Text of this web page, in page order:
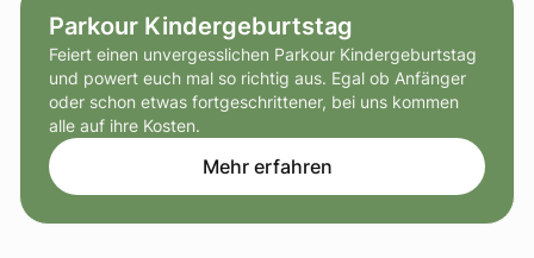
Parkour Kindergeburtstag
Feiert einen unvergesslichen Parkour Kindergeburtstag
und powert euch mal so richtig aus. Egal ob Anfänger
oder schon etwas fortgeschrittener, bei uns kommen
alle auf ihre Kosten.
Mehr erfahren